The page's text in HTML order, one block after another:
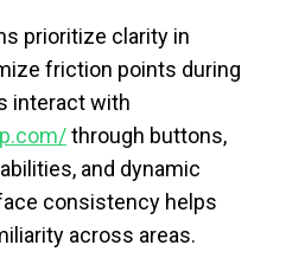
prioritize clarity in
friction points during
interact with
through buttons,
and dynamic
consistency helps
across areas.